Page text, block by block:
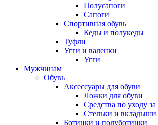
Полусапоги
Сапоги
Спортивная обувь
Кеды и полукеды
Туфли
Угги и валенки
Угги
Мужчинам
Обувь
Аксессуары для обуви
Ложки для обуви
Средства по уходу
Стельки и вкладыши
Ботинки и полуботинки